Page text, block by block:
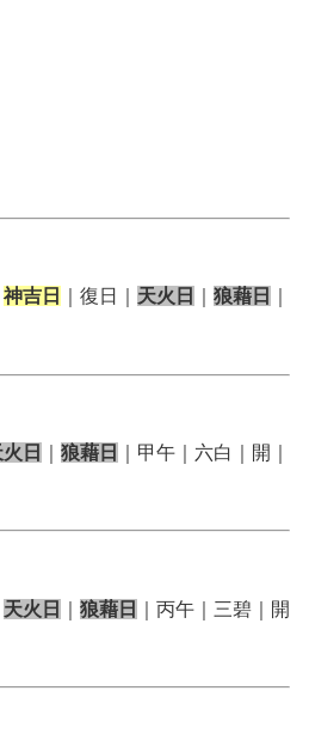
神吉日 ｜復日｜ 天火日 狼藉日
日 狼藉日
｜甲午｜六白｜開｜
天火日 狼藉日
｜丙午｜三碧｜開